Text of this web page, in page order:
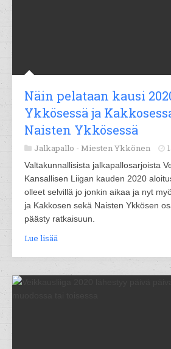
Näin pelataan kausi
Ykkösessä ja
Naisten Ykkösessä
Jalkapallo - Miesten Ykkönen
Valtakunnallisista jalkapallosarjoista
Kansallisen Liigan kauden 2020
olleet selvillä jo jonkin aikaa ja nyt
ja Kakkosen sekä Naisten Ykkösen
päästy ratkaisuun.
Lue lisää